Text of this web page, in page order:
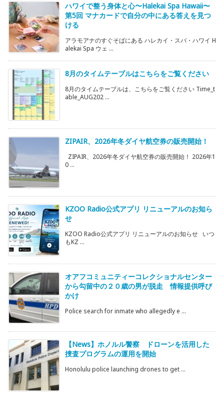
ハワイで整う身体と心〜Halekai Spa Hawaii〜
第5回 マナカードで自分の中にある答えを見つ
ける
アラモアナのすぐそばにある ハレカイ・スパ・ハワイ H
alekai Spa ウェ ...
8月のタイムテーブルはこちらをご覧ください
8月のタイムテーブルは、こちらをご覧ください Time_t
able_AUG202 ...
ZIPAIR、2026年冬ダイヤ航空券の販売開始！
ZIPAIR、2026年冬ダイヤ航空券の販売開始！ 2026年1
0 ...
KZOO Radio公式アプリ リニューアルのお知ら
せ
KZOO Radio公式アプリ リニューアルのお知らせ いつ
もKZ ...
オアフコミュニティーコレクショナルセンター
から勾留中の２０歳の男が脱走 情報提供呼び
かけ
Police search for inmate who allegedly e ...
【News】ホノルル警察 ドローンを活用した
捜査プログラムの運用を開始
Honolulu police launching drones to get ...